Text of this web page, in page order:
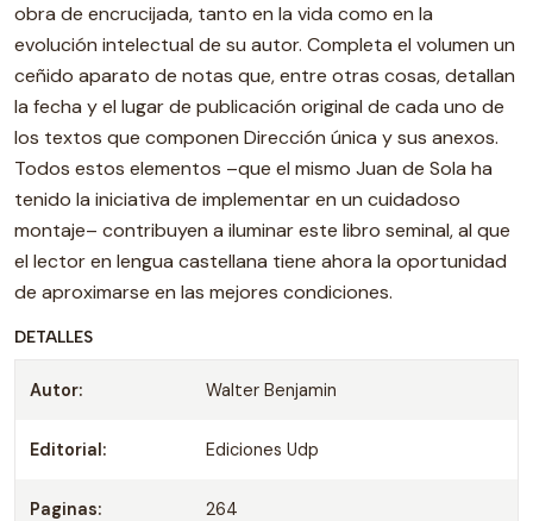
obra de encrucijada, tanto en la vida como en la
evolución intelectual de su autor. Completa el volumen un
ceñido aparato de notas que, entre otras cosas, detallan
la fecha y el lugar de publicación original de cada uno de
los textos que componen Dirección única y sus anexos.
Todos estos elementos –que el mismo Juan de Sola ha
tenido la iniciativa de implementar en un cuidadoso
montaje– contribuyen a iluminar este libro seminal, al que
el lector en lengua castellana tiene ahora la oportunidad
de aproximarse en las mejores condiciones.
DETALLES
Autor: Walter Benjamin
Editorial: Ediciones Udp
Paginas: 264